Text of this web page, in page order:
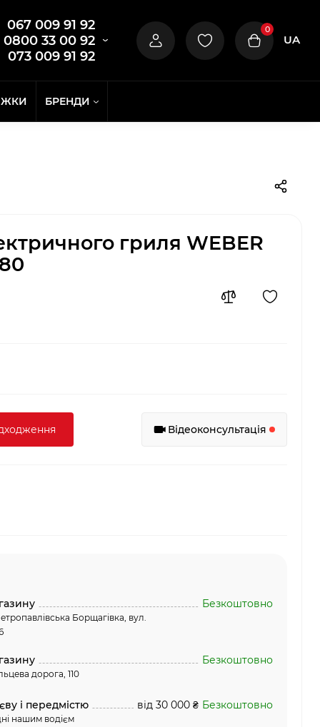
067 009 91 92
0800 33 00 92
073 009 91 92
0
UA
БРЕНДИ
гриля WEBER
Відеоконсультація
Борщагівка, вул.
Безкоштовно
дорога, 110
Безкоштовно
і передмістю
нашим водієм
від 30 000 ₴ Безкоштовно